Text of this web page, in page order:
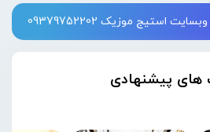
موزیک 09379752202
های پیشنهادی